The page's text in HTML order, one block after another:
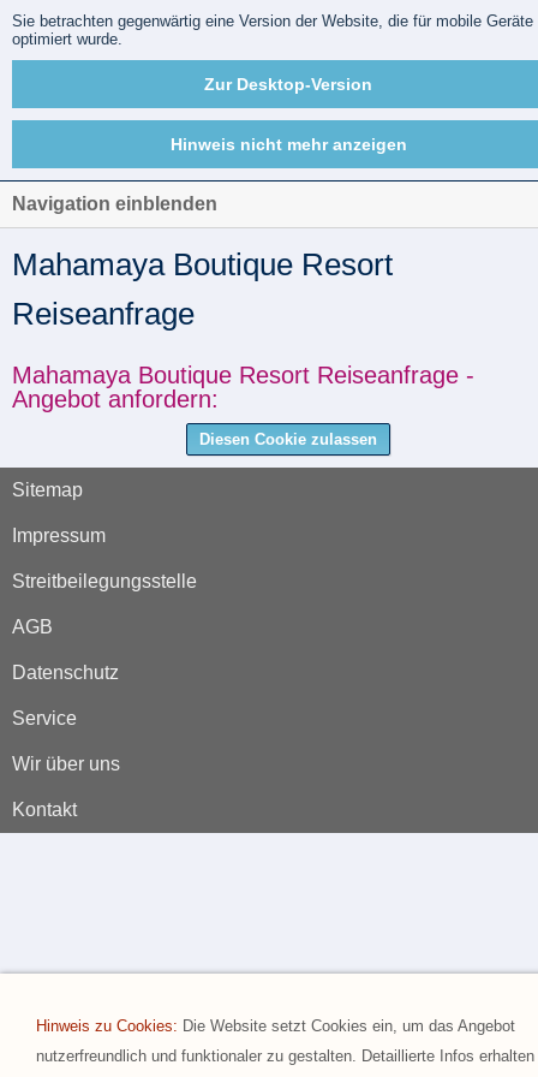
Sie betrachten gegenwärtig eine Version der Website, die für mobile Geräte
optimiert wurde.
Zur Desktop-Version
Hinweis nicht mehr anzeigen
Navigation einblenden
Mahamaya Boutique Resort
Reiseanfrage
Mahamaya Boutique Resort Reiseanfrage -
Angebot anfordern:
Diesen Cookie zulassen
Sitemap
Impressum
Streitbeilegungsstelle
AGB
Datenschutz
Service
Wir über uns
Kontakt
Hinweis zu Cookies: Die Website setzt Cookies ein, um das Angebot
nutzerfreundlich und funktionaler zu gestalten. Detaillierte Infos erhalten